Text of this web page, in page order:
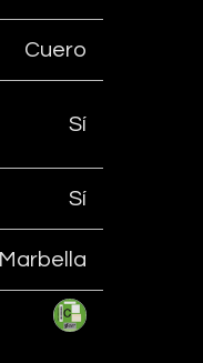
Cuero
Sí
Sí
Marbella